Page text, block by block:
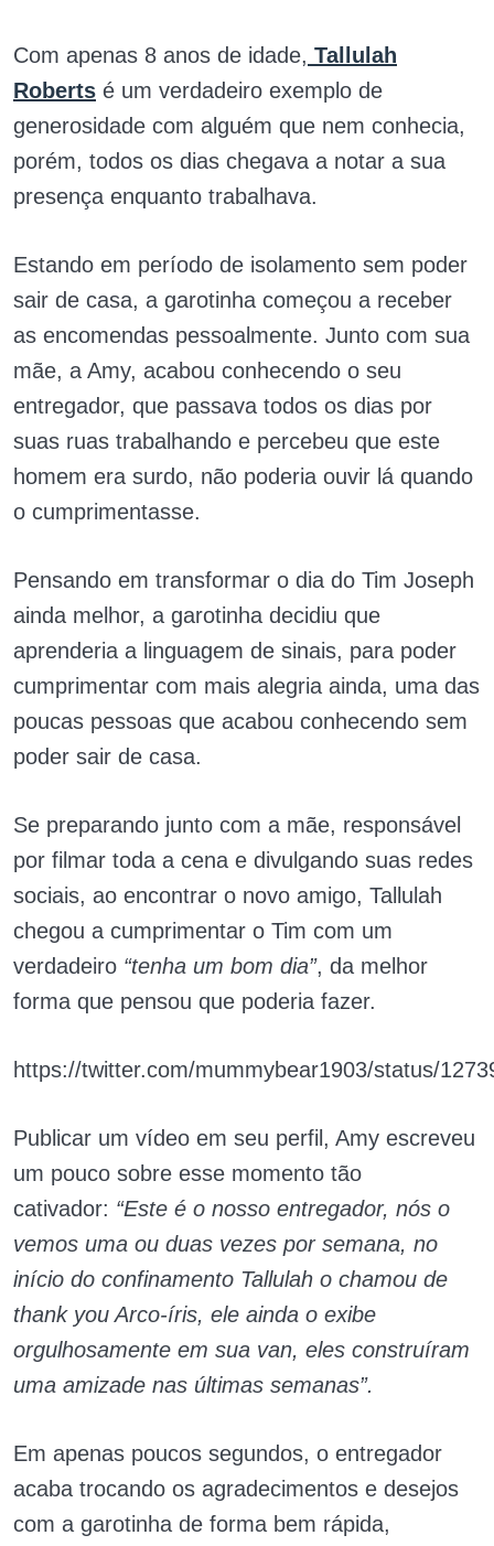
Com apenas 8 anos de idade, Tallulah
Roberts é um verdadeiro exemplo de
generosidade com alguém que nem conhecia,
porém, todos os dias chegava a notar a sua
presença enquanto trabalhava.
Estando em período de isolamento sem poder
sair de casa, a garotinha começou a receber
as encomendas pessoalmente. Junto com sua
mãe, a Amy, acabou conhecendo o seu
entregador, que passava todos os dias por
suas ruas trabalhando e percebeu que este
homem era surdo, não poderia ouvir lá quando
o cumprimentasse.
Pensando em transformar o dia do Tim Joseph
ainda melhor, a garotinha decidiu que
aprenderia a linguagem de sinais, para poder
cumprimentar com mais alegria ainda, uma das
poucas pessoas que acabou conhecendo sem
poder sair de casa.
Se preparando junto com a mãe, responsável
por filmar toda a cena e divulgando suas redes
sociais, ao encontrar o novo amigo, Tallulah
chegou a cumprimentar o Tim com um
verdadeiro “tenha um bom dia”, da melhor
forma que pensou que poderia fazer.
https://twitter.com/mummybear1903/status/
Publicar um vídeo em seu perfil, Amy escreveu
um pouco sobre esse momento tão
cativador: “Este é o nosso entregador, nós o
vemos uma ou duas vezes por semana, no
início do confinamento Tallulah o chamou de
thank you Arco-íris, ele ainda o exibe
orgulhosamente em sua van, eles construíram
uma amizade nas últimas semanas”.
Em apenas poucos segundos, o entregador
acaba trocando os agradecimentos e desejos
com a garotinha de forma bem rápida,